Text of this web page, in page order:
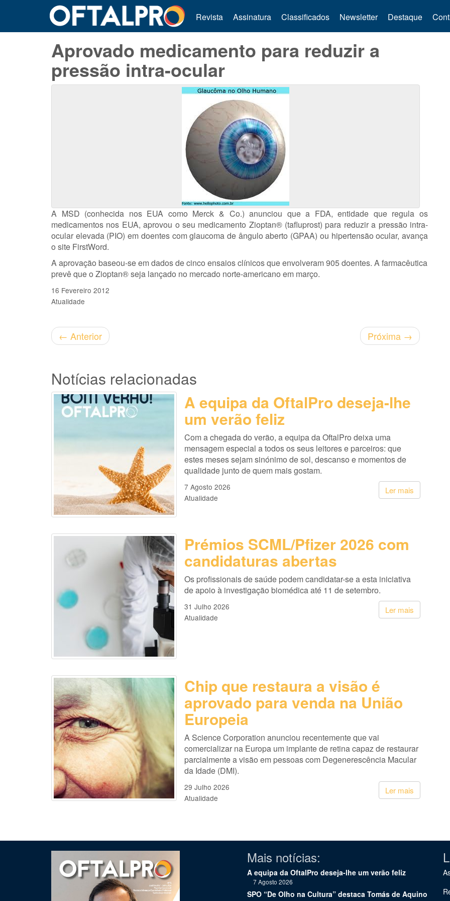
Revista Assinatura Classificados Newsletter Destaque
Aprovado medicamento para reduzir a
pressão intra-ocular
A MSD (conhecida nos EUA como Merck & Co.) anunciou que a FDA, entidade que regula os
medicamentos nos EUA, aprovou o seu medicamento Zioptan® (tafluprost) para reduzir a pressão intra-
ocular elevada (PIO) em doentes com glaucoma de ângulo aberto (GPAA) ou hipertensão ocular, avança
o site FirstWord.
A aprovação baseou-se em dados de cinco ensaios clínicos que envolveram 905 doentes. A farmacêutica
prevê que o Zioptan® seja lançado no mercado norte-americano em março.
16 Fevereiro 2012
Atualidade
← Anterior Próxima →
Notícias relacionadas
A equipa da OftalPro deseja-lhe
um verão feliz
Com a chegada do verão, a equipa da OftalPro deixa uma
mensagem especial a todos os seus leitores e parceiros: que
estes meses sejam sinónimo de sol, descanso e momentos de
qualidade junto de quem mais gostam.
Ler mais
7 Agosto 2026
Atualidade
Prémios SCML/Pfizer 2026 com
candidaturas abertas
Os profissionais de saúde podem candidatar-se a esta iniciativa
de apoio à investigação biomédica até 11 de setembro.
Ler mais
31 Julho 2026
Atualidade
Chip que restaura a visão é
aprovado para venda na União
Europeia
A Science Corporation anunciou recentemente que vai
comercializar na Europa um implante de retina capaz de restaurar
parcialmente a visão em pessoas com Degenerescência Macular
da Idade (DMI).
Ler mais
29 Julho 2026
Atualidade
Mais notícias:
A equipa da OftalPro deseja-lhe um verão feliz
7 Agosto 2026
SPO “De Olho na Cultura” destaca Tomás de Aquino